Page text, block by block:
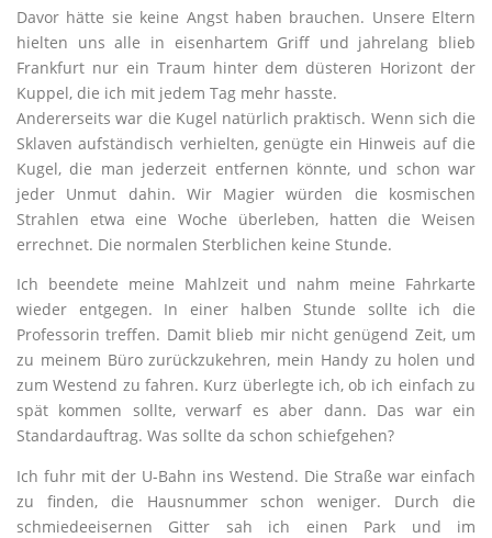
Davor hätte sie keine Angst haben brauchen. Unsere Eltern
hielten uns alle in eisenhartem Griff und jahrelang blieb
Frankfurt nur ein Traum hinter dem düsteren Horizont der
Kuppel, die ich mit jedem Tag mehr hasste.
Andererseits war die Kugel natürlich praktisch. Wenn sich die
Sklaven aufständisch verhielten, genügte ein Hinweis auf die
Kugel, die man jederzeit entfernen könnte, und schon war
jeder Unmut dahin. Wir Magier würden die kosmischen
Strahlen etwa eine Woche überleben, hatten die Weisen
errechnet. Die normalen Sterblichen keine Stunde.
Ich beendete meine Mahlzeit und nahm meine Fahrkarte
wieder entgegen. In einer halben Stunde sollte ich die
Professorin treffen. Damit blieb mir nicht genügend Zeit, um
zu meinem Büro zurückzukehren, mein Handy zu holen und
zum Westend zu fahren. Kurz überlegte ich, ob ich einfach zu
spät kommen sollte, verwarf es aber dann. Das war ein
Standardauftrag. Was sollte da schon schiefgehen?
Ich fuhr mit der U-Bahn ins Westend. Die Straße war einfach
zu finden, die Hausnummer schon weniger. Durch die
schmiedeeisernen Gitter sah ich einen Park und im